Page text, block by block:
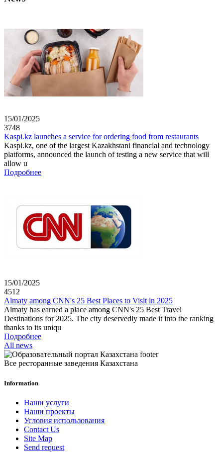
15/01/2025
3748
Kaspi.kz launches a service for ordering food from restaurants
Kaspi.kz, one of the largest Kazakhstani financial and technology
platforms, announced the launch of testing a new service that will
allow u
Подробнее
15/01/2025
4512
Almaty among CNN's 25 Best Places to Visit in 2025
Almaty has earned a place among CNN's 25 Best Travel
Destinations for 2025. The city deservedly made it into the ranking
thanks to its uniqu
Подробнее
All news
Все ресторанные заведения Казахстана
Information
Наши услуги
Наши проекты
Условия использования
Contact Us
Site Map
Send request